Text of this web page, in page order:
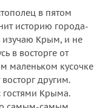
в пятом
историю города-
изучаю Крым, и не
в восторге от
маленьком кусочке
другим.
гостями Крыма.